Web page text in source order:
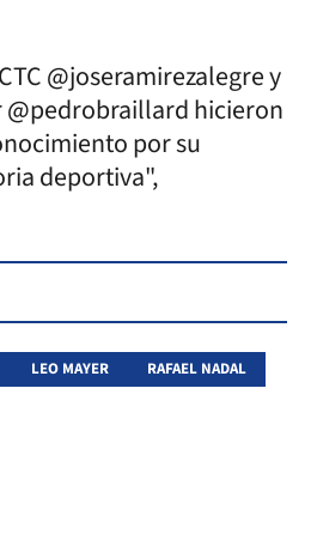
@joseramirezalegre y
@pedrobraillard hicieron
por su
deportiva",
LEO MAYER RAFAEL NADAL